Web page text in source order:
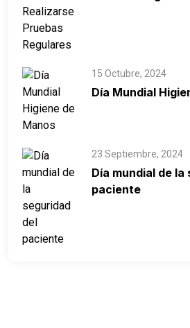
15 Octubre, 2024
Día Mundial
23 Septiembre, 2024
Día mundial de la
paciente